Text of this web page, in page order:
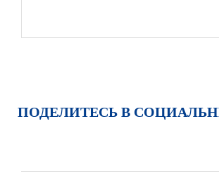
ПОДЕЛИТЕСЬ В